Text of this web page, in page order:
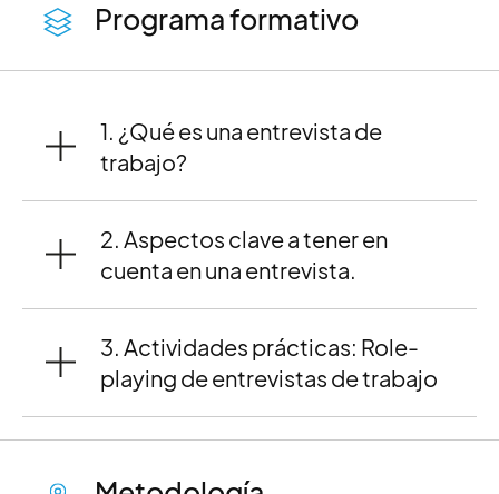
Programa formativo
1. ¿Qué es una entrevista de
trabajo?
2. Aspectos clave a tener en
cuenta en una entrevista.
3. Actividades prácticas: Role-
playing de entrevistas de trabajo